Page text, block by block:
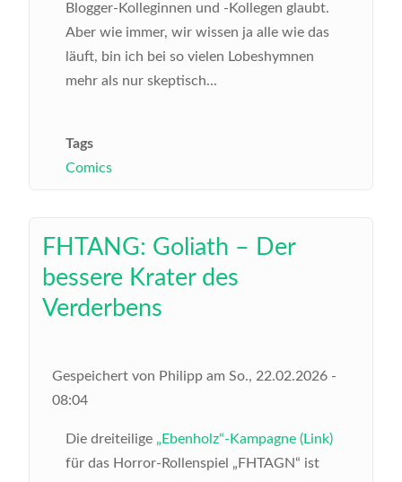
Blogger-Kolleginnen und -Kollegen glaubt.
Aber wie immer, wir wissen ja alle wie das
läuft, bin ich bei so vielen Lobeshymnen
mehr als nur skeptisch...
Tags
Comics
FHTANG: Goliath – Der
bessere Krater des
Verderbens
Gespeichert von Philipp am So., 22.02.2026 -
08:04
Die dreiteilige „Ebenholz“-Kampagne (Link)
für das Horror-Rollenspiel „FHTAGN“ ist